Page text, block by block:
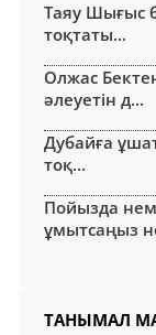
Таяу Шығыс
тоқтаты...
Олжас
әлеуетін д...
Дубайға
тоқ...
Пойызда
ұмытсаңыз
ТАНЫМАЛ